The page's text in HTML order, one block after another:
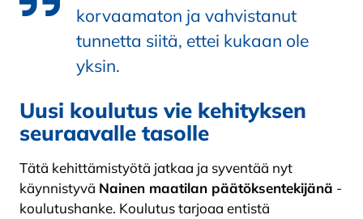
korvaamaton ja vahvistanut
tunnetta siitä, ettei kukaan ole
yksin.
Uusi koulutus vie kehityksen
seuraavalle tasolle
Tätä kehittämistyötä jatkaa ja syventää nyt
käynnistyvä Nainen maatilan päätöksentekijänä -
koulutushanke. Koulutus tarjoaa entistä